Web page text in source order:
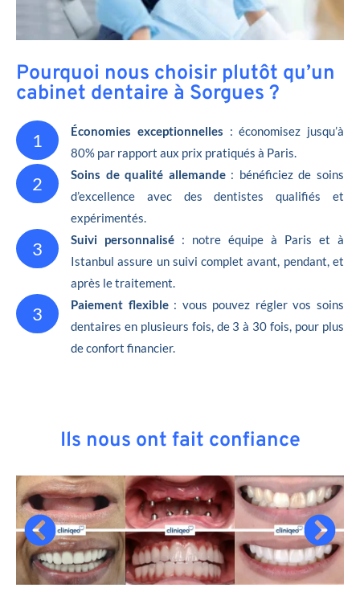
Pourquoi nous choisir plutôt qu’un
cabinet dentaire à Sorgues ?
1 Économies exceptionnelles : économisez jusqu’à
80% par rapport aux prix pratiqués à Paris.
2 Soins de qualité allemande: bénéficiez de soins
d’excellence avec des dentistes qualifiés et
expérimentés.
3 Suivi personnalisé : notre équipe à Paris et à
Istanbul assure un suivi complet avant, pendant, et
après le traitement.
3 Paiement flexible: vous pouvez régler vos soins
dentaires en plusieurs fois, de 3 à 30 fois, pour plus
de confort financier.
Ils nous ont fait confiance